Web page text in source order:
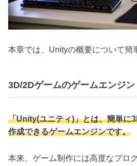
本章では、Unityの概要について簡
3D/2Dゲームのゲームエンジン
「Unity(ユニティ)」とは、簡単に
作成できるゲームエンジンです。
本来、ゲーム制作には高度なプロ